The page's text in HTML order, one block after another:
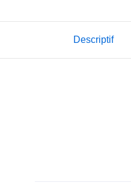
Descriptif